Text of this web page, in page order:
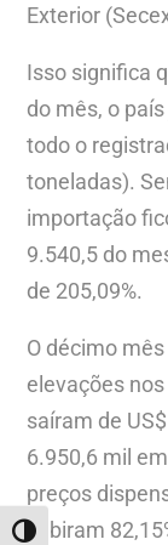
ALTERNAR ALTO
Exterior
Isso significa
do mês, o
todo o
toneladas).
importação
9.540,5 do
de 205,09%.
O décimo
elevações
saíram de
6.950,6 mil
preços
subiram